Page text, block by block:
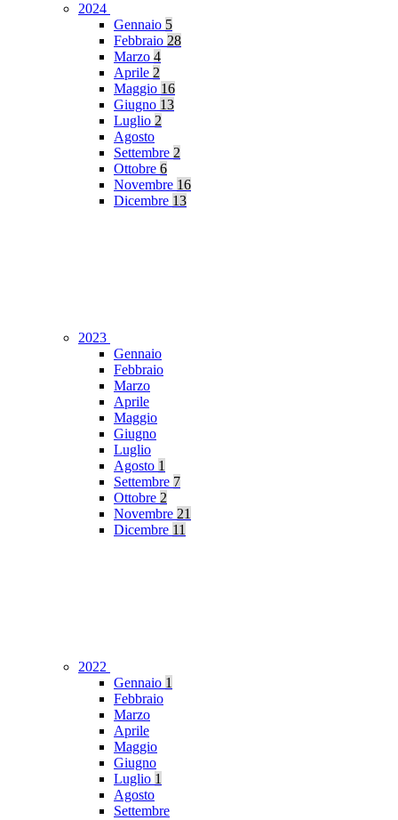
2024
Gennaio 5
Febbraio 28
Marzo 4
Aprile 2
Maggio 16
Giugno 13
Luglio 2
Agosto
Settembre 2
Ottobre 6
Novembre 16
Dicembre 13
2023
Gennaio
Febbraio
Marzo
Aprile
Maggio
Giugno
Luglio
Agosto 1
Settembre 7
Ottobre 2
Novembre 21
Dicembre 11
2022
Gennaio 1
Febbraio
Marzo
Aprile
Maggio
Giugno
Luglio 1
Agosto
Settembre